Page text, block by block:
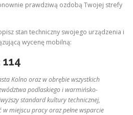
prawdziwą ozdobą Twojej strefy
stan techniczny swojego urządzenia i
wycenę mobilną:
Kolno oraz w obrębie wszystkich
podlaskiego i warmińsko-
standard kultury technicznej,
miejscu pracy oraz pełne wsparcie